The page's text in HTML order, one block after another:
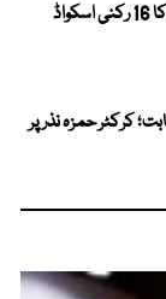
پاکستان کیخلاف ٹیسٹ سیریز ، انگلینڈ کا 16 رکنی اسکواڈ
کرکٹر حمزہ نذر پر